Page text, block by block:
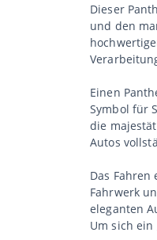
Dieser
und den
Einen
Symbol für
die
Autos
Das
Fahrwerk
eleganten
Um sich